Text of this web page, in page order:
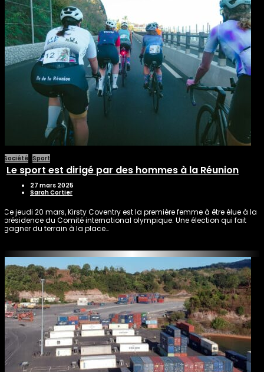
Société Sport
Le sport est dirigé par des hommes à la Réunion
27 mars 2025
Sarah Cortier
Ce jeudi 20 mars, Kirsty Coventry est la première femme à être élue à la
présidence du Comité international olympique. Une élection qui fait
gagner du terrain à la place…